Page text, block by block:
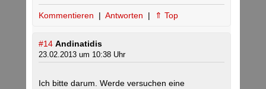
Kommentieren | Antworten | ⇑ Top
#14 Andinatidis
23.02.2013 um 10:38 Uhr
Ich bitte darum. Werde versuchen eine